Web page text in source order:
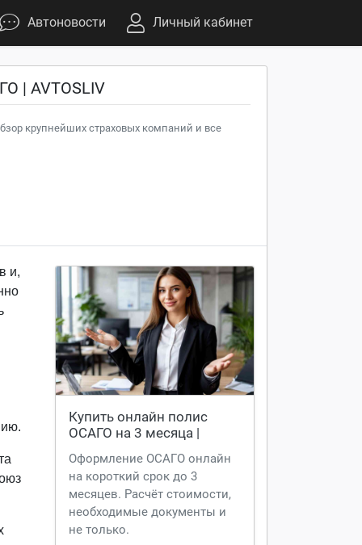
Автоновости Личный кабинет
| AVTOSLIV
крупнейших страховых компаний и все
и,
Купить онлайн полис
ОСАГО на 3 месяца |
Оформление ОСАГО онлайн
на короткий срок до 3
месяцев. Расчёт стоимости,
необходимые документы и
не только.